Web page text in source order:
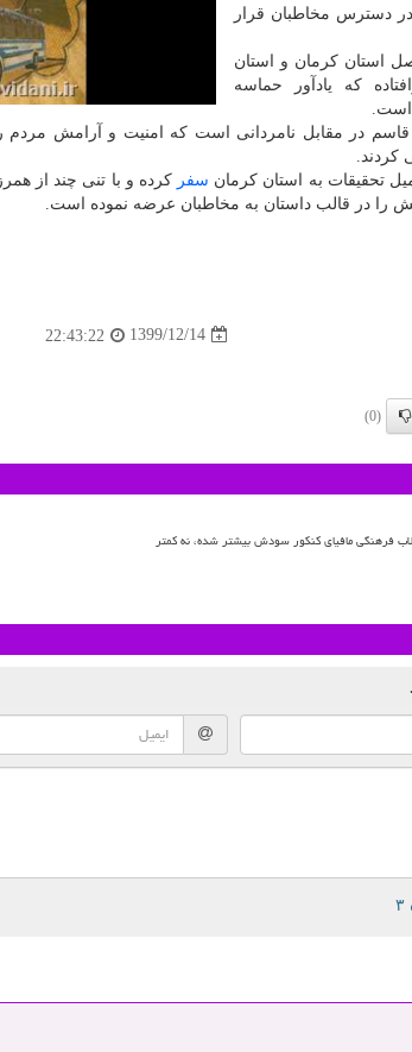
دسترس مخاطبان قرار
استان کرمان و استان
که یادآور حماسه
است.
قاسم در مقابل نامردانی است که امنیت و آرامش
کردند.
تحقیقات به استان کرمان سفر کرده و با تنی چند از
را در قالب داستان به مخاطبان عرضه نموده است.
1399/12/14
22:43:22
(0)
فرهنگی مافیای کنکور سودش بیشتر شده، نه کمتر